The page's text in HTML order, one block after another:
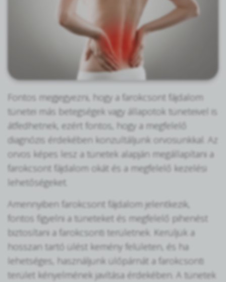
Fontos megjegyezni, hogy a farokcsont fájdalom
tünetei más betegségek vagy állapotok tüneteivel is
átfedhetnek, ezért fontos, hogy a megfelelő
diagnózis érdekében konzultáljunk orvosunkkal. Az
orvos képes lesz a tünetek alapján megállapítani a
farokcsont fájdalom okát és a megfelelő kezelési
lehetőségeket.
Amennyiben farokcsont fájdalom jelentkezik,
fontos figyelni a tüneteket és megfelelő pihenést
biztosítani a farokcsonti területnek. Kerüljük a
hosszan tartó ülést kemény felületen, és ha
lehetséges, használjunk ülőpárnát a farokcsonti
terület kényelmének javítása érdekében. A tünetek